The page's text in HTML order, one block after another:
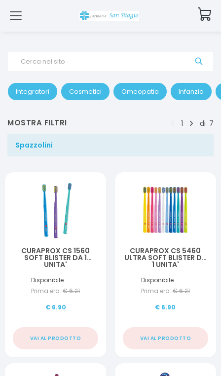
Cerca nel sito
Integratori Cosmetici Omeopatia Infanzia
MOSTRA FILTRI 1 di 7
Spazzolini
CURAPROX CS 1560
SOFT BLISTER DA 1
UNITA'
Disponibile
Prima era: €6.21
€ 6.90
VAI AL PRODOTTO
CURAPROX CS 5460
ULTRA SOFT BLISTER DA
1 UNITA'
Disponibile
Prima era: €6.21
€ 6.90
VAI AL PRODOTTO